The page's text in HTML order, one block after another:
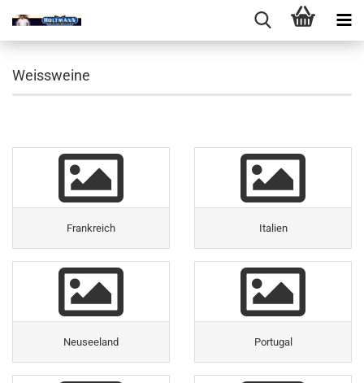
Weissweine
Frankreich Italien
Neuseeland Portugal